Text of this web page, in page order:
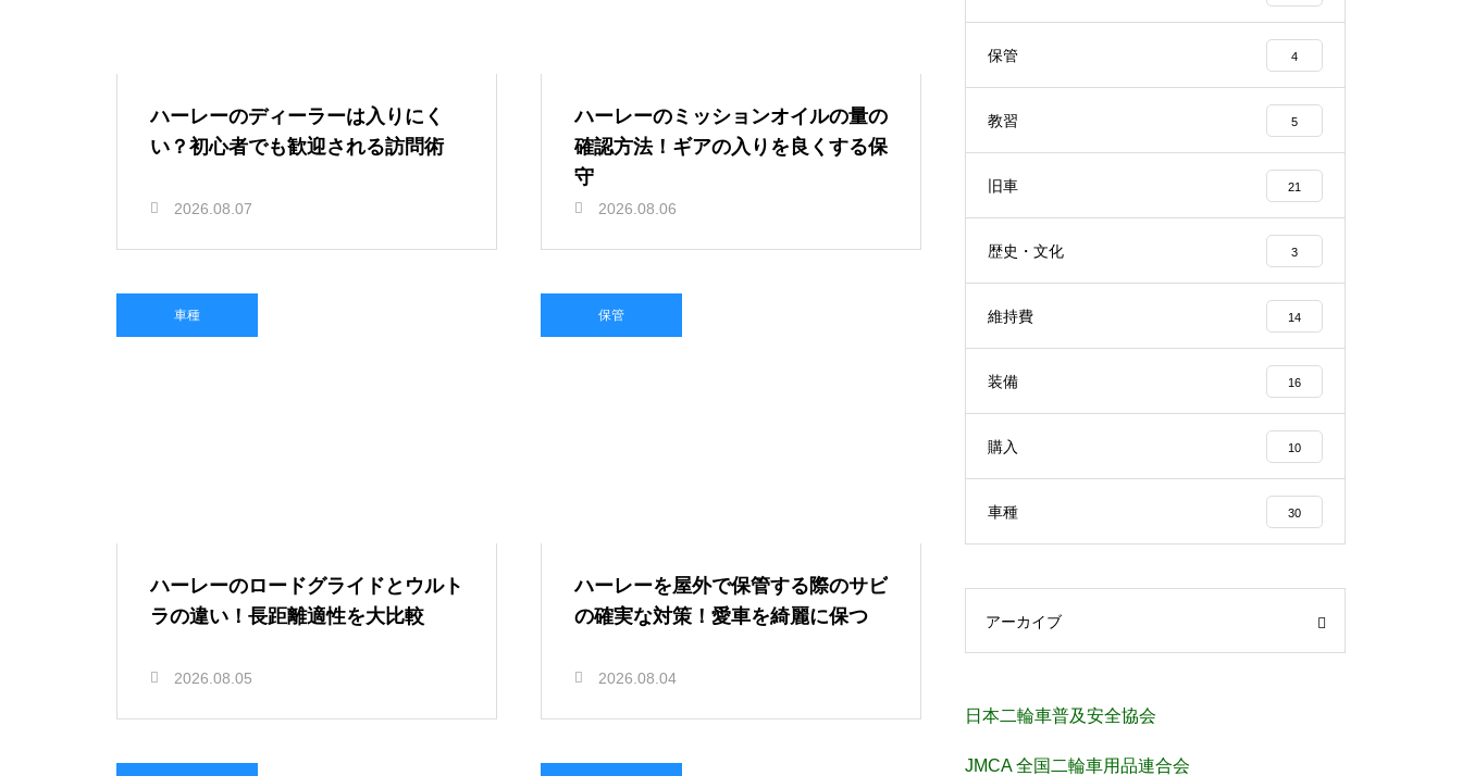
ハーレーのディーラーは入りにく
い？初心者でも歓迎される訪問術
2026.08.07
ハーレーのミッションオイルの量の
確認方法！ギアの入りを良くする保
守
2026.08.06
車種
ハーレーのロードグライドとウルト
ラの違い！長距離適性を大比較
2026.08.05
保管
ハーレーを屋外で保管する際のサビ
の確実な対策！愛車を綺麗に保つ
2026.08.04
保管 4
教習 5
旧車 21
歴史・文化 3
維持費 14
装備 16
購入 10
車種 30
アーカイブ
日本二輪車普及安全協会
JMCA 全国二輪車用品連合会